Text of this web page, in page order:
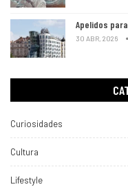
Apelidos
30 ABR, 2026
Curiosidades
Cultura
Lifestyle